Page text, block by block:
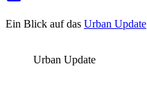
Ein Blick auf das Urban Update
Urban Update